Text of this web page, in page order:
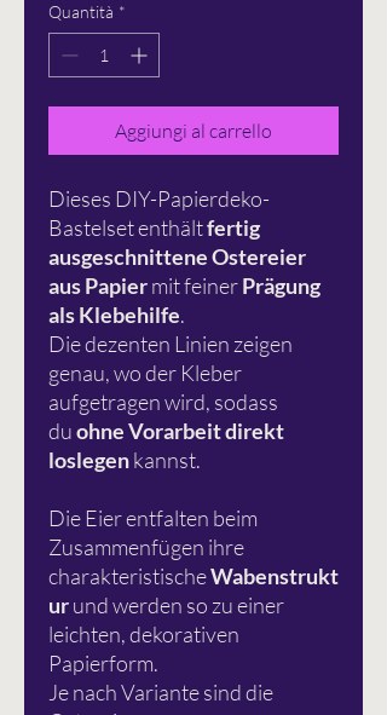
Quantità *
Aggiungi al carrello
Dieses DIY-Papierdeko-
Bastelset enthältfertig
ausgeschnittene Ostereier
aus Papiermit feinerPrägung
als Klebehilfe.
Die dezenten Linien zeigen
genau, wo der Kleber
aufgetragen wird, sodass
duohne Vorarbeit direkt
loslegenkannst.
Die Eier entfalten beim
Zusammenfügen ihre
charakteristischeWabenstrukt
urund werden so zu einer
leichten, dekorativen
Papierform.
Je nach Variante sind die